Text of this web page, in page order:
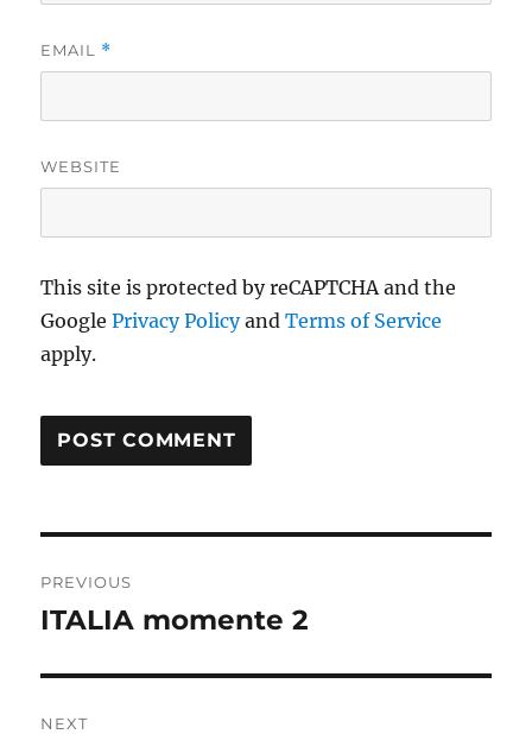
EMAIL *
WEBSITE
This site is protected by reCAPTCHA and the
GooglePrivacy PolicyandTerms of Service
apply.
navigation
PREVIOUS
Previous
ITALIA momente 2
NEXT